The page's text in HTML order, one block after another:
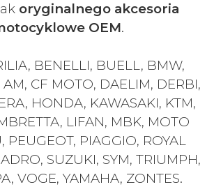
oryginalnego akcesoria
OEM.
BENELLI, BUELL, BMW,
CF MOTO, DAELIM, DERBI,
HONDA, KAWASAKI, KTM,
LIFAN, MBK, MOTO
PEUGEOT, PIAGGIO, ROYAL
SUZUKI, SYM, TRIUMPH,
VOGE, YAMAHA, ZONTES.